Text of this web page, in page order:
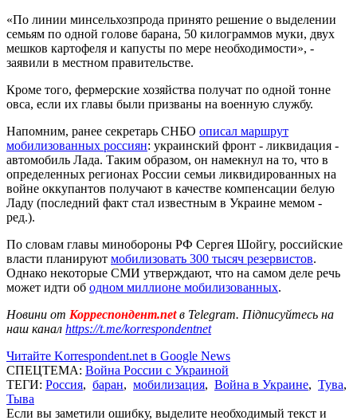
«По линии минсельхозпрода принято решение о выделении
семьям по одной голове барана, 50 килограммов муки, двух
мешков картофеля и капусты по мере необходимости», -
заявили в местном правительстве.
Кроме того, фермерские хозяйства получат по одной тонне
овса, если их главы были призваны на военную службу.
Напомним, ранее секретарь СНБО описал маршрут
мобилизованных россиян: украинский фронт - ликвидация -
автомобиль Лада. Таким образом, он намекнул на то, что в
определенных регионах России семьи ликвидированных на
войне оккупантов получают в качестве компенсации белую
Ладу (последний факт стал известным в Украине мемом -
ред.).
По словам главы минобороны РФ Сергея Шойгу, российские
власти планируют мобилизовать 300 тысяч резервистов.
Однако некоторые СМИ утверждают, что на самом деле речь
может идти об одном миллионе мобилизованных.
Новини от Корреспондент.netв Telegram. Підписуйтесь на
наш канал https://t.me/korrespondentnet
Читайте Korrespondent.net в Google News
СПЕЦТЕМА: Война России с Украиной
ТЕГИ: Россия, баран, мобилизация, Война в Украине, Тува,
Тыва
Если вы заметили ошибку, выделите необходимый текст и